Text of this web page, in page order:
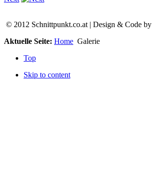
© 2012 Schnittpunkt.co.at | Design & Code by
Aktuelle Seite: Home Galerie
Top
Skip to content